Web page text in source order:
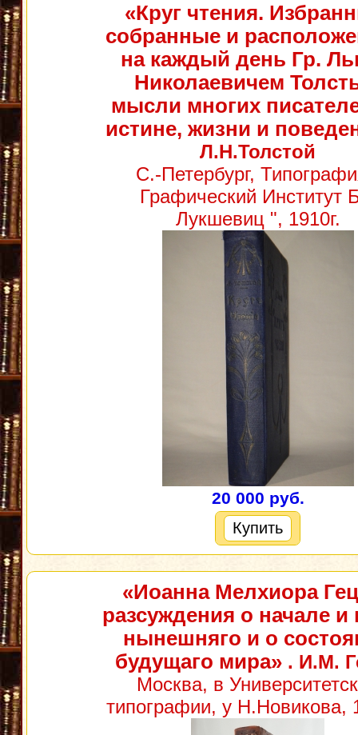
«Круг чтения.
собранные и
на каждый день Гр.
Николаевичем
мысли многих
истине, жизни и
Л.Н.Толстой
С.-Петербург,
Графический Институт
Лукшевиц ", 1910г.
20 000 руб.
Купить
«Иоанна Мелхиора
разсуждения о начале и
нынешняго и о
будущаго мира» . И.М.
Москва, в
типографии, у Н.Новикова,